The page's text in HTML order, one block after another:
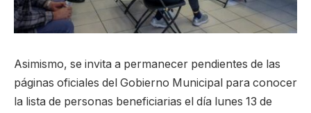
Asimismo, se invita a permanecer pendientes de las
páginas oficiales del Gobierno Municipal para conocer
la lista de personas beneficiarias el día lunes 13 de